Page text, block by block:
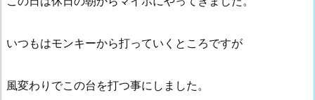
いつもはモンキーから打っていくところですが
風変わりでこの台を打つ事にしました。